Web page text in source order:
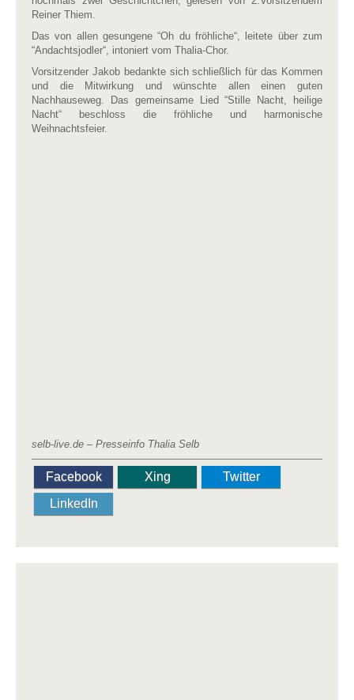
Reiner Thiem.
Das von allen gesungene “Oh du fröhliche“, leitete über zum
“Andachtsjodler“, intoniert vom Thalia-Chor.
Vorsitzender Jakob bedankte sich schließlich für das Kommen
und die Mitwirkung und wünschte allen einen guten
Nachhauseweg. Das gemeinsame Lied “Stille Nacht, heilige
Nacht“ beschloss die fröhliche und harmonische
Weihnachtsfeier.
selb-live.de – Presseinfo Thalia Selb
Facebook Xing
Twitter
LinkedIn